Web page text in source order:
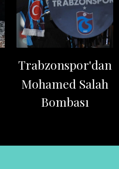
Trabzonspor'dan
Mohamed Salah
Bombası